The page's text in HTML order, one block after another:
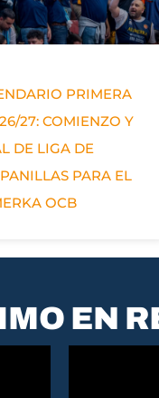
PRIMERA
27: COMIENZO Y
DE LIGA DE
PARA EL
OCB
EN